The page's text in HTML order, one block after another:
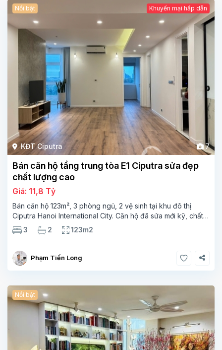
KĐT Ciputra 7
Nổi bật Khuyến mại hấp dẫn
Bán căn hộ tầng trung tòa E1 Ciputra sửa đẹp
chất lượng cao
Giá: 11,8 Tỷ
Bán căn hộ 123m², 3 phòng ngủ, 2 vệ sinh tại khu đô thị
Ciputra Hanoi International City. Căn hộ đã sửa mới kỹ, chất
lượng cao, sàn gỗ, bếp hiện đại, không gian thoáng sáng.
3 2 123m2
Phạm Tiến Long
Nổi bật